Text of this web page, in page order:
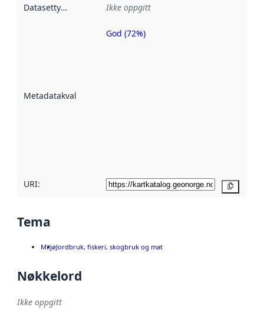
Datasettype Ikke oppgitt
Metadatakvalitet
Metadatakvalitet
God (72%)
URI:
Tema
MiljøJordbruk, fiskeri, skogbruk og mat
Nøkkelord
Ikke oppgitt